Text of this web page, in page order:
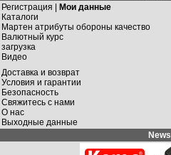
Регистрация | Мои данные
Каталоги
Мартен атрибуты обороны качество
Валютный курс
загрузка
Видео
Доставка и возврат
Условия и гарантии
Безопасность
Свяжитесь с нами
О нас
Выходные данные
News